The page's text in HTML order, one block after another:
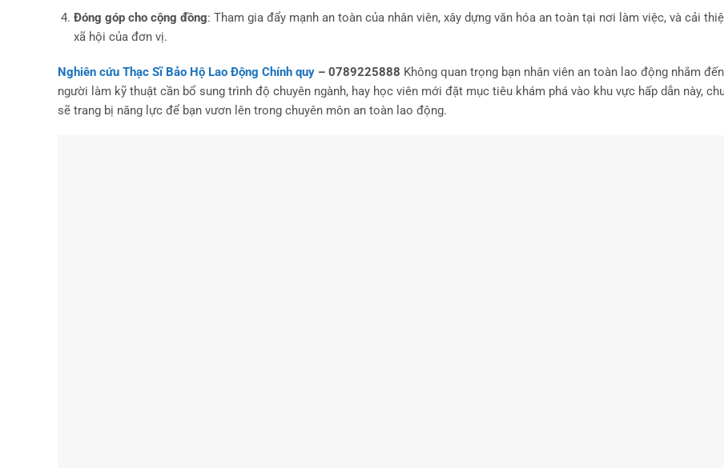
Đóng góp cho cộng đồng: Tham gia đẩy mạnh an toàn của nhân viên, xây dựng văn hóa an toàn tại nơi làm việc, và cải
xã hội của đơn vị.
Nghiên cứu Thạc Sĩ Bảo Hộ Lao Động Chính quy – 0789225888 Không quan trọng bạn nhân viên an toàn lao động nhắm
người làm kỹ thuật cần bổ sung trình độ chuyên ngành, hay học viên mới đặt mục tiêu khám phá vào khu vực hấp dẫn này,
sẽ trang bị năng lực để bạn vươn lên trong chuyên môn an toàn lao động.